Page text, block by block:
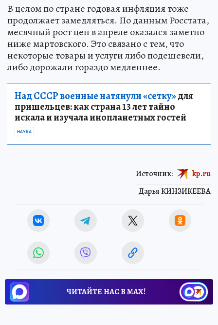
В целом по стране годовая инфляция тоже
продолжает замедляться. По данным Росстата,
месячный рост цен в апреле оказался заметно
ниже мартовского. Это связано с тем, что
некоторые товары и услуги либо подешевели,
либо дорожали гораздо медленнее.
Над СССР военные натянули «сетку»для
пришельцев: как страна 13 лет тайно
искала и изучала инопланетных гостей
НАУКА
Дарья КИНЗИКЕЕВА
Источник: kp.ru
ЧИТАЙТЕ НАС В МАХ!